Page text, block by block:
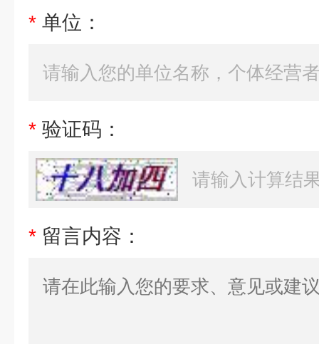
* 单位：
* 验证码：
* 留言内容：